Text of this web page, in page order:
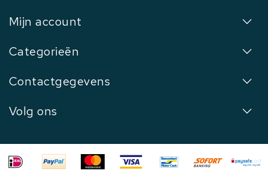
Mijn account
Categorieën
Contactgegevens
Volg ons